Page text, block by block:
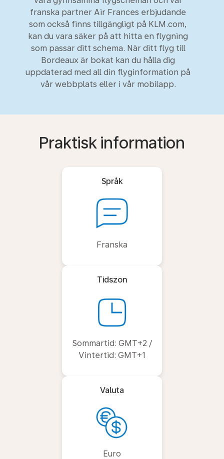
franska partner Air Frances erbjudande
som också finns tillgängligt på KLM.com,
kan du vara säker på att hitta en flygning
som passar ditt schema. När ditt flyg till
Bordeaux är bokat kan du hålla dig
uppdaterad med all din flyginformation på
vår webbplats eller i vår mobilapp.
Praktisk information
Språk
Franska
Tidszon
Sommartid: GMT+2 /
Vintertid: GMT+1
Valuta
Euro